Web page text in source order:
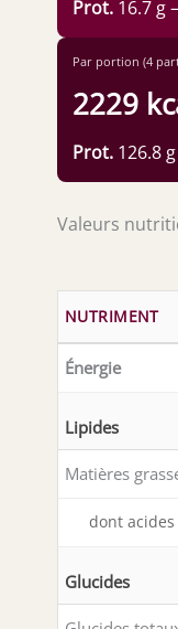
Prot. 16.7 g
Par portion (4
2229
Prot. 126.8
Valeurs
NUTRIMENT
Énergie
Lipides
Matières
dont
Glucides